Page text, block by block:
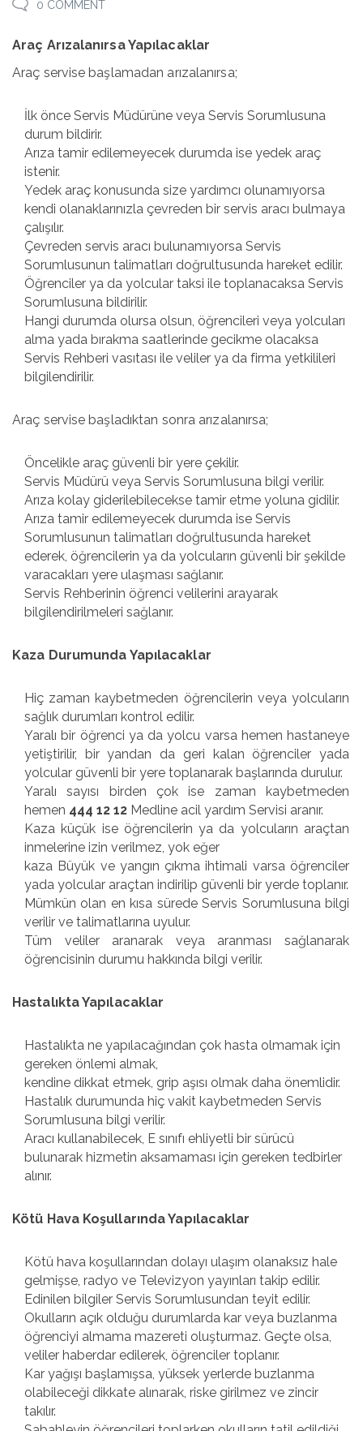
0 COMMENT
Araç Arızalanırsa Yapılacaklar
Araç servise başlamadan arızalanırsa;
İlk önce Servis Müdürüne veya Servis Sorumlusuna
durum bildirir.
Arıza tamir edilemeyecek durumda ise yedek araç
istenir.
Yedek araç konusunda size yardımcı olunamıyorsa
kendi olanaklarınızla çevreden bir servis aracı bulmaya
çalışılır.
Çevreden servis aracı bulunamıyorsa Servis
Sorumlusunun talimatları doğrultusunda hareket edilir.
Öğrenciler ya da yolcular taksi ile toplanacaksa Servis
Sorumlusuna bildirilir.
Hangi durumda olursa olsun, öğrencileri veya yolcuları
alma yada bırakma saatlerinde gecikme olacaksa
Servis Rehberi vasıtası ile veliler ya da firma yetkilileri
bilgilendirilir.
Araç servise başladıktan sonra arızalanırsa;
Öncelikle araç güvenli bir yere çekilir.
Servis Müdürü veya Servis Sorumlusuna bilgi verilir.
Arıza kolay giderilebilecekse tamir etme yoluna gidilir.
Arıza tamir edilemeyecek durumda ise Servis
Sorumlusunun talimatları doğrultusunda hareket
ederek, öğrencilerin ya da yolcuların güvenli bir şekilde
varacakları yere ulaşması sağlanır.
Servis Rehberinin öğrenci velilerini arayarak
bilgilendirilmeleri sağlanır.
Kaza Durumunda Yapılacaklar
Hiç zaman kaybetmeden öğrencilerin veya yolcuların
sağlık durumları kontrol edilir.
Yaralı bir öğrenci ya da yolcu varsa hemen hastaneye
yetiştirilir, bir yandan da geri kalan öğrenciler yada
yolcular güvenli bir yere toplanarak başlarında durulur.
Yaralı sayısı birden çok ise zaman kaybetmeden
hemen 444 12 12 Medline acil yardım Servisi aranır.
Kaza küçük ise öğrencilerin ya da yolcuların araçtan
inmelerine izin verilmez, yok eğer
kaza Büyük ve yangın çıkma ihtimali varsa öğrenciler
yada yolcular araçtan indirilip güvenli bir yerde toplanır.
Mümkün olan en kısa sürede Servis Sorumlusuna bilgi
verilir ve talimatlarına uyulur.
Tüm veliler aranarak veya aranması sağlanarak
öğrencisinin durumu hakkında bilgi verilir.
Hastalıkta Yapılacaklar
Hastalıkta ne yapılacağından çok hasta olmamak için
gereken önlemi almak,
kendine dikkat etmek, grip aşısı olmak daha önemlidir.
Hastalık durumunda hiç vakit kaybetmeden Servis
Sorumlusuna bilgi verilir.
Aracı kullanabilecek, E sınıfı ehliyetli bir sürücü
bulunarak hizmetin aksamaması için gereken tedbirler
alınır.
Kötü Hava Koşullarında Yapılacaklar
Kötü hava koşullarından dolayı ulaşım olanaksız hale
gelmişse, radyo ve Televizyon yayınları takip edilir.
Edinilen bilgiler Servis Sorumlusundan teyit edilir.
Okulların açık olduğu durumlarda kar veya buzlanma
öğrenciyi almama mazereti oluşturmaz. Geçte olsa,
veliler haberdar edilerek, öğrenciler toplanır.
Kar yağışı başlamışsa, yüksek yerlerde buzlanma
olabileceği dikkate alınarak, riske girilmez ve zincir
takılır.